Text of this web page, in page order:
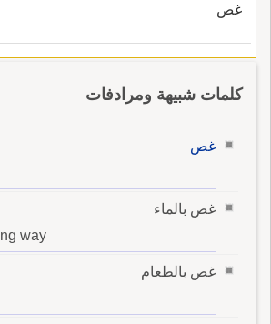
غص
كلمات شبيهة ومرادفات
غص
غص بالماء
way
غص بالطعام